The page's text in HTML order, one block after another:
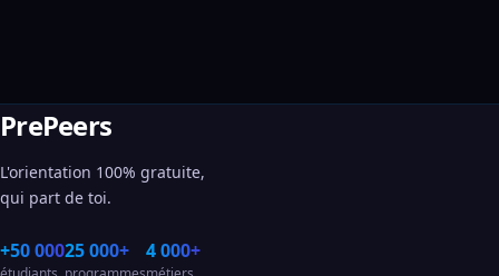
PrePeers
L'orientation 100% gratuite,
qui part de toi.
+50 00025 000+ 4 000+